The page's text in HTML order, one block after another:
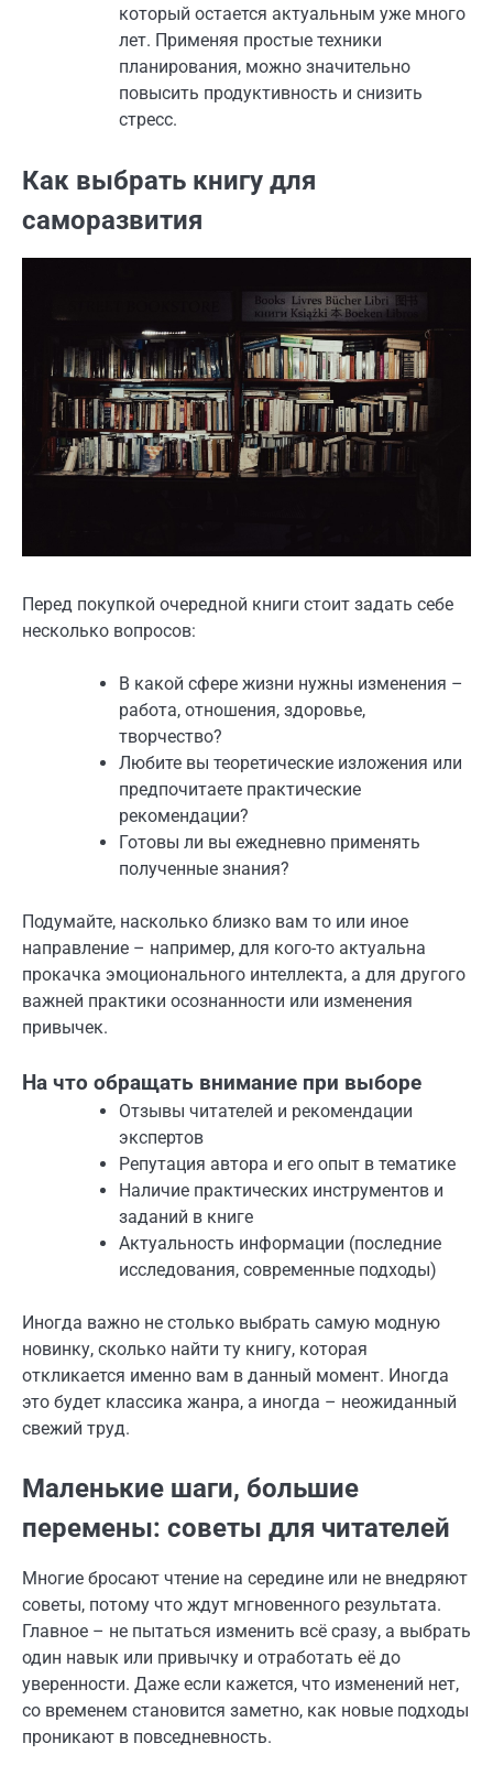
который остается актуальным уже много
лет. Применяя простые техники
планирования, можно значительно
повысить продуктивность и снизить
стресс.
Как выбрать книгу для
саморазвития
Перед покупкой очередной книги стоит задать себе
несколько вопросов:
В какой сфере жизни нужны изменения –
работа, отношения, здоровье,
творчество?
Любите вы теоретические изложения или
предпочитаете практические
рекомендации?
Готовы ли вы ежедневно применять
полученные знания?
Подумайте, насколько близко вам то или иное
направление – например, для кого-то актуальна
прокачка эмоционального интеллекта, а для другого
важней практики осознанности или изменения
привычек.
На что обращать внимание при выборе
Отзывы читателей и рекомендации
экспертов
Репутация автора и его опыт в тематике
Наличие практических инструментов и
заданий в книге
Актуальность информации (последние
исследования, современные подходы)
Иногда важно не столько выбрать самую модную
новинку, сколько найти ту книгу, которая
откликается именно вам в данный момент. Иногда
это будет классика жанра, а иногда – неожиданный
свежий труд.
Маленькие шаги, большие
перемены: советы для читателей
Многие бросают чтение на середине или не внедряют
советы, потому что ждут мгновенного результата.
Главное – не пытаться изменить всё сразу, а выбрать
один навык или привычку и отработать её до
уверенности. Даже если кажется, что изменений нет,
со временем становится заметно, как новые подходы
проникают в повседневность.